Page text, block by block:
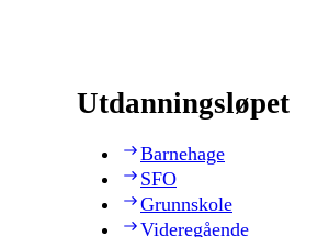
Utdanningsløpet
Barnehage
SFO
Grunnskole
Videregående